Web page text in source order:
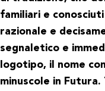
familiari e
razionale e
segnaletico e
logotipo, il nome
minuscole in